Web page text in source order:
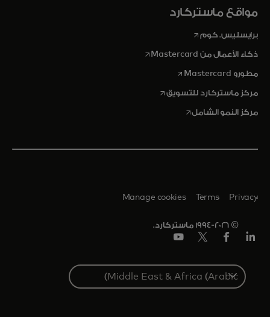
مواقع ماستركارد
برايسليس. كومopens in a new tab
ذكاء الأعمال من Mastercard opens in a new tab
مطورو Mastercard opens in a new tab
مركز ماستركارد للتسويقopens in a new tab
مركز النمو الشاملopens in a new tab
© 1994-2026 ماستركارد.
Privacy
Terms
Manage cookies
Select
a
country